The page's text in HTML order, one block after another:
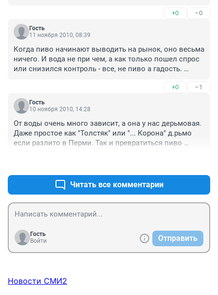
Перми такое пиво ... хотя бы в баре , каком нибудь по-
настоящему чешском и еще полевку . Было бы
прекрасно .
+0 –0
Гость
11 ноября 2010, 08:39
Когда пиво начинают выводить на рынок, оно весьма
ничего. И вода не при чем, а как только пошел спрос
или снизился контроль - все, не пиво а гадость.
весьма достойный напиток. Беда в том, что начинают
потом экономить.
Но в целом, насчет воды верно... хорошего пермского
+0 –1
Гость
10 ноября 2010, 14:28
От воды очень много зависит, а она у нас дерьмовая.
Даже простое как "Толстяк" или "... Корона" д.рьмо
если разлито в Перми. Так и превратиться пиво
Читать все комментарии
Гость
Войти
Отправить
Новости СМИ2